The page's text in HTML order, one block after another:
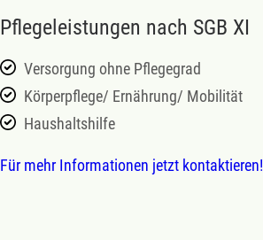
Pflegeleistungen nach SGB XI
Versorgung ohne Pflegegrad
Körperpflege/ Ernährung/ Mobilität
Haushaltshilfe
Für mehr Informationen jetzt kontaktieren!